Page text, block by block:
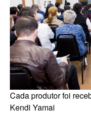
Cada produtor foi
Kendi Yamai